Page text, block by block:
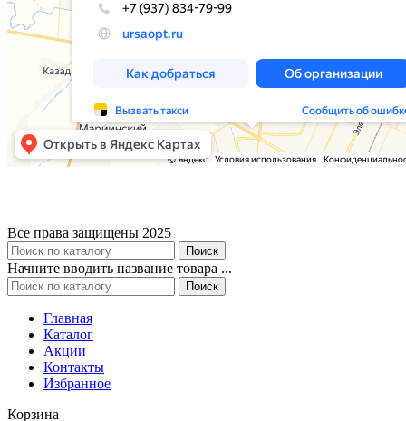
Все права защищены 2025
Поиск
Начните вводить название товара ...
Поиск
Главная
Каталог
Акции
Контакты
Избранное
Корзина